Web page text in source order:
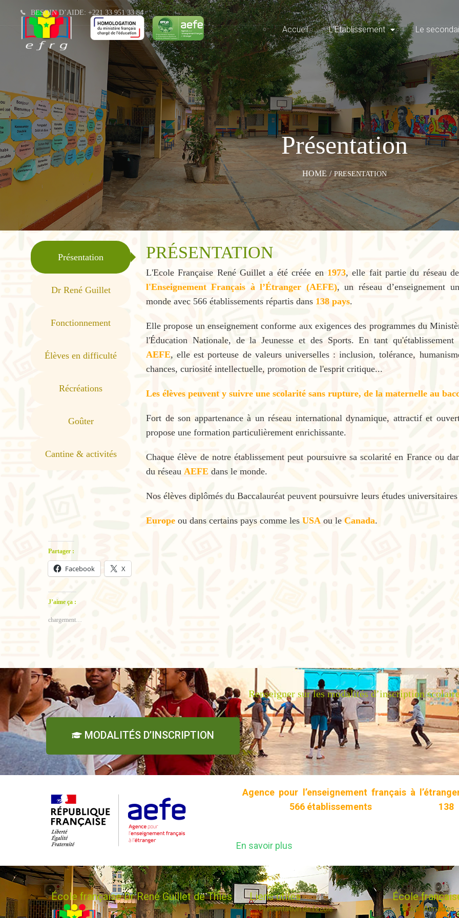
BESOIN D’AIDE: +221 33 951 33 84
Accueil L’Établissement Le
Présentation
HOME / PRESENTATION
Présentation
Dr René Guillet
Fonctionnement
Élèves en difficulté
Récréations
Goûter
Cantine & activités
PRÉSENTATION
L'Ecole Française René Guillet a été créée en 1973, elle fait partie du réseau
l'Enseignement Français à l’Étranger (AEFE), un réseau d’enseignement
monde avec 566 établissements répartis dans 138 pays.
Elle propose un enseignement conforme aux exigences des programmes du
l'Éducation Nationale, de la Jeunesse et des Sports. En tant qu'établissement
AEFE, elle est porteuse de valeurs universelles : inclusion, tolérance,
chances, curiosité intellectuelle, promotion de l'esprit critique...
Les élèves peuvent y suivre une scolarité sans rupture, de la maternelle au
Fort de son appartenance à un réseau international dynamique, attractif et
propose une formation particulièrement enrichissante.
Chaque élève de notre établissement peut poursuivre sa scolarité en France ou
du réseau AEFE dans le monde.
Nos élèves diplômés du Baccalauréat peuvent poursuivre leurs études universitaires
Europe ou dans certains pays comme les USA ou le Canada.
consiste à
apprendre ce
que l'on ne
savait pas
l'arme
pour
Partager :
Facebook X
J’aime ça :
chargement…
Renseigner sur les modalités d’inscription
MODALITÉS D’INSCRIPTION
L’Agence pour l’enseignement français à
566 établissements 138
En savoir plus
École française Dr René Guillet de Thiès Liens utiles
Presentation de l’ecole
École
Dakar-Almadies